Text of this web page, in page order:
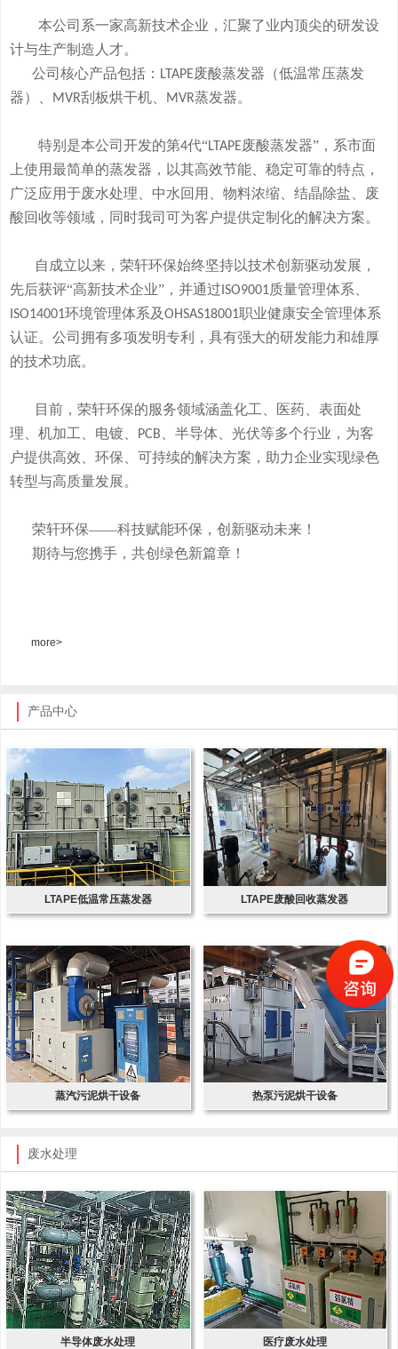
本公司系一家高新技术企业，汇聚了业内顶尖的研发设
计与生产制造人才。
公司核心产品包括： LTAPE废酸蒸发器 （低温常压蒸发
器）、
MVR刮板烘干机、 MVR蒸发器。
特别是本公司开发的第4代“LTAPE废酸蒸发器” ，系市面
上使用最简单的蒸发器， 以其高效节能、稳定可靠的特点，
广泛应用于废水处理、中水回用、物料浓缩、结晶除盐、废
酸回收等领域， 同时我司可为客户提供定制化的解决方案。
自成立以来，荣轩环保始终坚持以技术创新驱动发展，
先后获评“高新技术企业”，并通过 ISO9001质量管理体系、
ISO14001环境管理体系及OHSAS18001职业健康安全管理体系
认证。公司拥有多项发明专利，具有强大的研发能力和雄厚
的技术功底。
目前，荣轩环保的服务领域涵盖化工、医药、表面处
理、机加工、电镀、
PCB
、半导体、光伏等多个行业，为客
户提供高效、环保、可持续的解决方案，助力企业实现绿色
转型与高质量发展。
荣轩环保——科技赋能环保，创新驱动未来！
期待与您携手，共创绿色新篇章！
more>
产品中心
LTAPE低温常压蒸发器 LTAPE废酸回收蒸发器
蒸汽污泥烘干设备 热泵污泥烘干设备
废水处理
半导体废水处理 医疗废水处理